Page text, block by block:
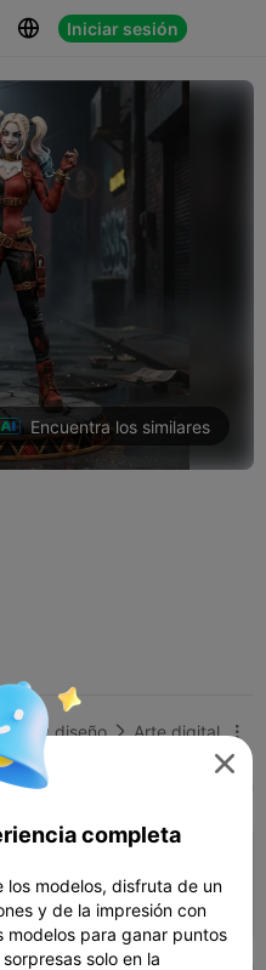
 Iniciar sesión
 
Encuentra los similares
Arte y diseño  Arte digital 
Pro
1 plates 6.22g

completa
modelos, disfruta de un
y de la impresión con
modelos para ganar puntos
solo en la